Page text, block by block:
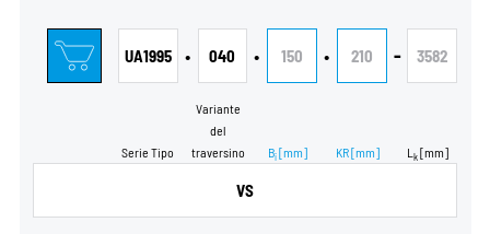
UA1995
Serie Tipo
• 040
Variante
del
traversino
• 150
Bi [mm]
• 210
KR[mm]
- 3582
Lk[mm]
VS